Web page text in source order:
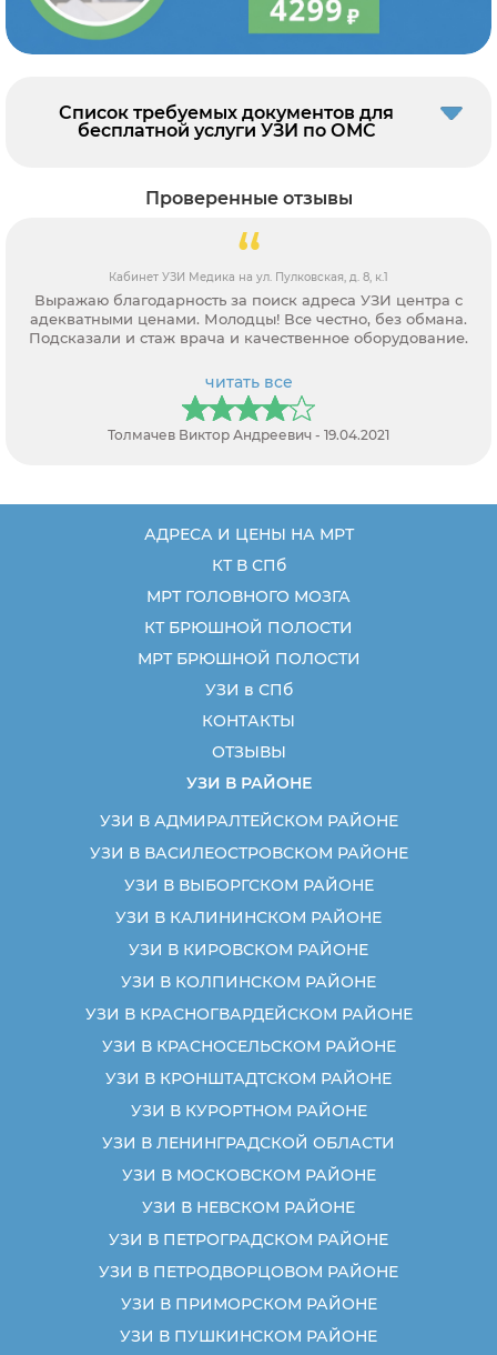
Список требуемых документов для
бесплатной услуги УЗИ по ОМС
Проверенные отзывы
Кабинет УЗИ Медика на ул. Пулковская, д. 8, к.1
Выражаю благодарность за поиск адреса УЗИ центра с
адекватными ценами. Молодцы! Все честно, без обмана.
Подсказали и стаж врача и качественное оборудование.
читать все
Толмачев Виктор Андреевич - 19.04.2021
АДРЕСА И ЦЕНЫ НА МРТ
КТ В СПб
МРТ ГОЛОВНОГО МОЗГА
КТ БРЮШНОЙ ПОЛОСТИ
МРТ БРЮШНОЙ ПОЛОСТИ
УЗИ в СПб
КОНТАКТЫ
ОТЗЫВЫ
УЗИ В РАЙОНЕ
УЗИ В АДМИРАЛТЕЙСКОМ РАЙОНЕ
УЗИ В ВАСИЛЕОСТРОВСКОМ РАЙОНЕ
УЗИ В ВЫБОРГСКОМ РАЙОНЕ
УЗИ В КАЛИНИНСКОМ РАЙОНЕ
УЗИ В КИРОВСКОМ РАЙОНЕ
УЗИ В КОЛПИНСКОМ РАЙОНЕ
УЗИ В КРАСНОГВАРДЕЙСКОМ РАЙОНЕ
УЗИ В КРАСНОСЕЛЬСКОМ РАЙОНЕ
УЗИ В КРОНШТАДТСКОМ РАЙОНЕ
УЗИ В КУРОРТНОМ РАЙОНЕ
УЗИ В ЛЕНИНГРАДСКОЙ ОБЛАСТИ
УЗИ В МОСКОВСКОМ РАЙОНЕ
УЗИ В НЕВСКОМ РАЙОНЕ
УЗИ В ПЕТРОГРАДСКОМ РАЙОНЕ
УЗИ В ПЕТРОДВОРЦОВОМ РАЙОНЕ
УЗИ В ПРИМОРСКОМ РАЙОНЕ
УЗИ В ПУШКИНСКОМ РАЙОНЕ